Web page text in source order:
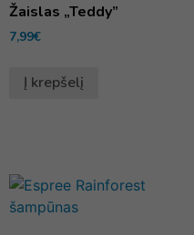
Žaislas „Teddy”
7,99€
Į krepšelį